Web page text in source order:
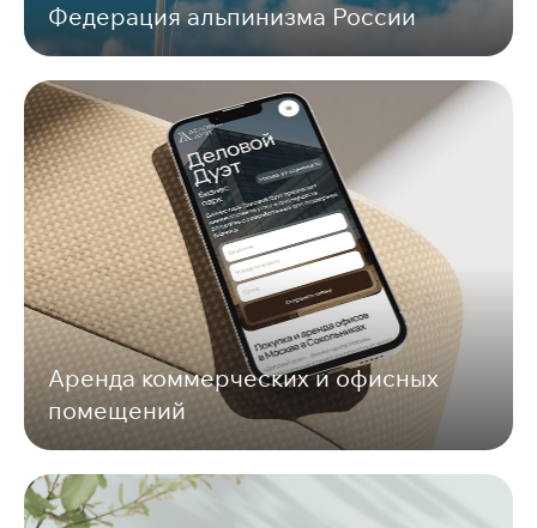
Федерация альпинизма России
Аренда коммерческих и офисных
помещений